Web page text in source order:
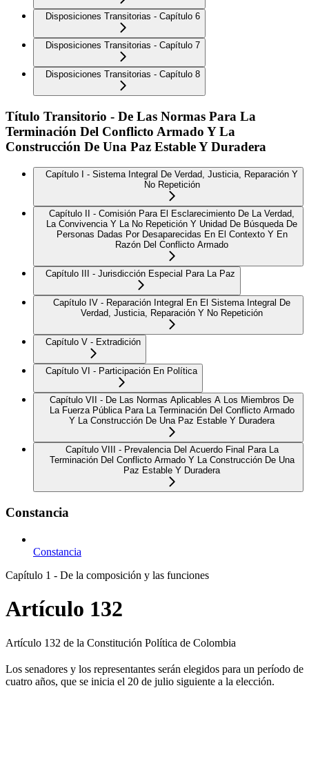
Disposiciones Transitorias - Capítulo 6
Disposiciones Transitorias - Capítulo 7
Disposiciones Transitorias - Capítulo 8
Título Transitorio - De Las Normas Para La
Terminación Del Conflicto Armado Y La
Construcción De Una Paz Estable Y Duradera
Capítulo I - Sistema Integral De Verdad, Justicia, Reparación Y
No Repetición
Capítulo II - Comisión Para El Esclarecimiento De La Verdad,
La Convivencia Y La No Repetición Y Unidad De Búsqueda De
Personas Dadas Por Desaparecidas En El Contexto Y En
Razón Del Conflicto Armado
Capítulo III - Jurisdicción Especial Para La Paz
Capítulo IV - Reparación Integral En El Sistema Integral De
Verdad, Justicia, Reparación Y No Repetición
Capítulo V - Extradición
Capítulo VI - Participación En Política
Capítulo VII - De Las Normas Aplicables A Los Miembros De
La Fuerza Pública Para La Terminación Del Conflicto Armado
Y La Construcción De Una Paz Estable Y Duradera
Capítulo VIII - Prevalencia Del Acuerdo Final Para La
Terminación Del Conflicto Armado Y La Construcción De Una
Paz Estable Y Duradera
Constancia
Constancia
Capítulo 1 - De la composición y las funciones
Artículo 132
Artículo 132 de la Constitución Política de Colombia
Los senadores y los representantes serán elegidos para un período de
cuatro años, que se inicia el 20 de julio siguiente a la elección.